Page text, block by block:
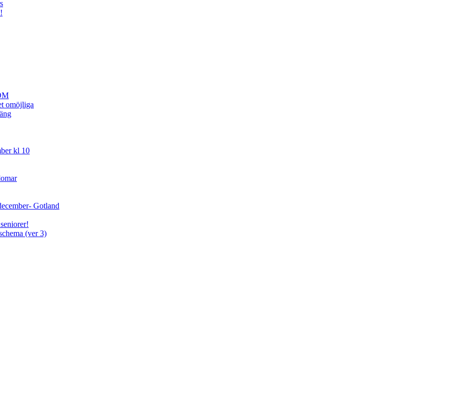
omöjliga
kl 10
Gotland
(ver 3)